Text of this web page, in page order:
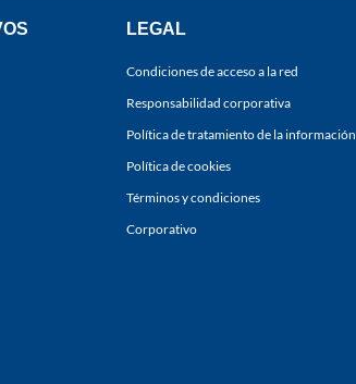
LEGAL
Condiciones de acceso a la red
Responsabilidad corporativa
Política de tratamiento de la información
Política de cookies
Términos y condiciones
Corporativo